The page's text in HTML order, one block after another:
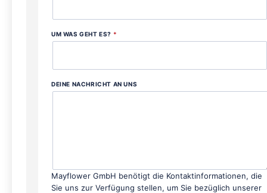
UM WAS GEHT ES? *
DEINE NACHRICHT AN UNS
Mayflower GmbH benötigt die Kontaktinformationen, die
Sie uns zur Verfügung stellen, um Sie bezüglich unserer